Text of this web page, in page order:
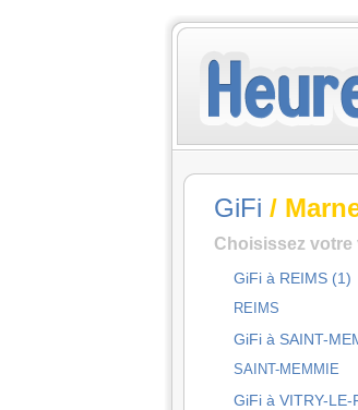
GiFi /
Choisissez
GiFi à REIMS (1)
REIMS
GiFi à SAINT-
SAINT-MEMMIE
GiFi à VITRY-LE-